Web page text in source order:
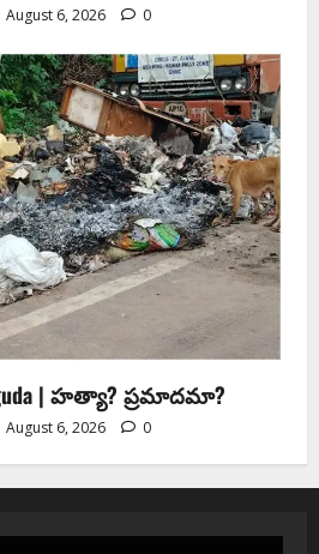
August 6, 2026 0
| హత్యా? ప్రమాదమా?
August 6, 2026 0